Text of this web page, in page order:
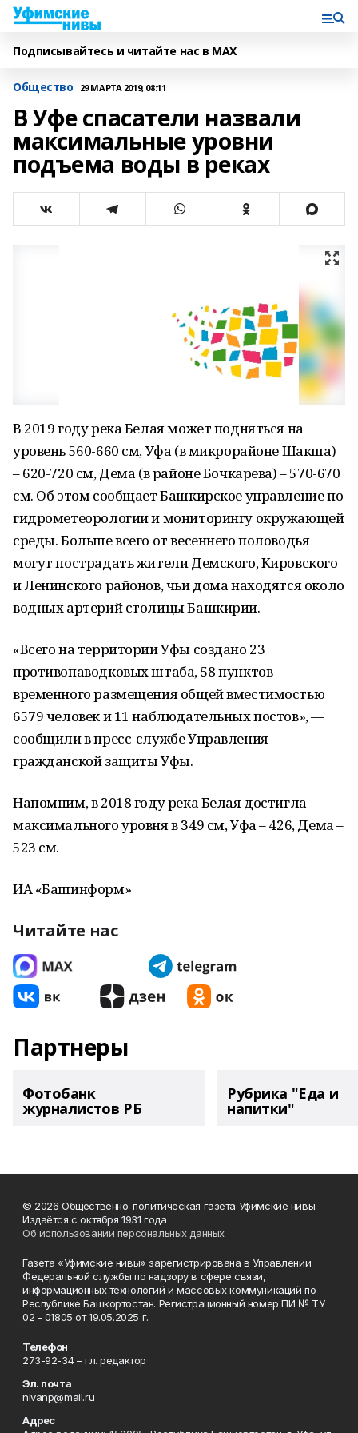
Подписывайтесь и читайте нас в MAX
Общество 29 МАРТА 2019, 08:11
В Уфе спасатели назвали
максимальные уровни
подъема воды в реках
В 2019 году река Белая может подняться на
уровень 560-660 см, Уфа (в микрорайоне Шакша)
– 620-720 см, Дема (в районе Бочкарева) – 570-670
см. Об этом сообщает Башкирское управление по
гидрометеорологии и мониторингу окружающей
среды. Больше всего от весеннего половодья
могут пострадать жители Демского, Кировского
и Ленинского районов, чьи дома находятся около
водных артерий столицы Башкирии.
«Всего на территории Уфы создано 23
противопаводковых штаба, 58 пунктов
временного размещения общей вместимостью
6579 человек и 11 наблюдательных постов», —
сообщили в пресс-службе Управления
гражданской защиты Уфы.
Напомним, в 2018 году река Белая достигла
максимального уровня в 349 см, Уфа – 426, Дема –
523 см.
ИА «Башинформ»
Читайте нас
Партнеры
Фотобанк
журналистов РБ
Рубрика "Еда и
напитки"
© 2026 Общественно-политическая газета Уфимские нивы.
Издаётся с октября 1931 года
Об использовании персональных данных
Газета «Уфимские нивы» зарегистрирована в Управлении
Федеральной службы по надзору в сфере связи,
информационных технологий и массовых коммуникаций по
Республике Башкортостан. Регистрационный номер ПИ № ТУ
02 - 01805 от 19.05.2025 г.
Телефон
273-92-34 – гл. редактор
Эл. почта
nivanp@mail.ru
Адрес